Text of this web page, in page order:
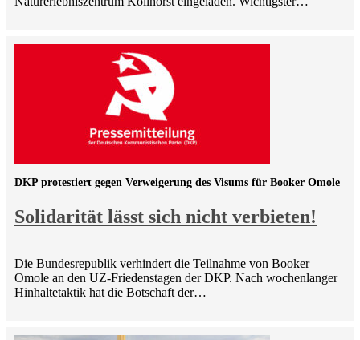
Solidarität lässt sich nicht verbieten!
DKP protestiert gegen Verweigerung des Visums für Booker Omole
Die Bundesrepublik verhindert die Teilnahme von Booker
Omole an den UZ-Friedenstagen der DKP. Nach wochenlanger
Hinhaltetaktik hat die Botschaft der…